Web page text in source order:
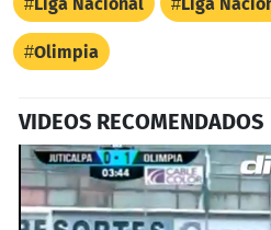
Olimpia
VIDEOS RECOMENDADOS